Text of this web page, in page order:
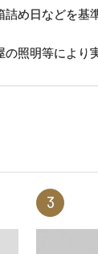
め日などを
照明等により
3